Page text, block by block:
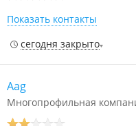
Показать контакты
сегодня закрыто
Aag
Многопрофильная